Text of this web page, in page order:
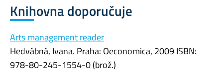
Knihovna doporučuje
Arts management reader
Hedvábná, Ivana. Praha: Oeconomica, 2009 ISBN:
978-80-245-1554-0 (brož.)